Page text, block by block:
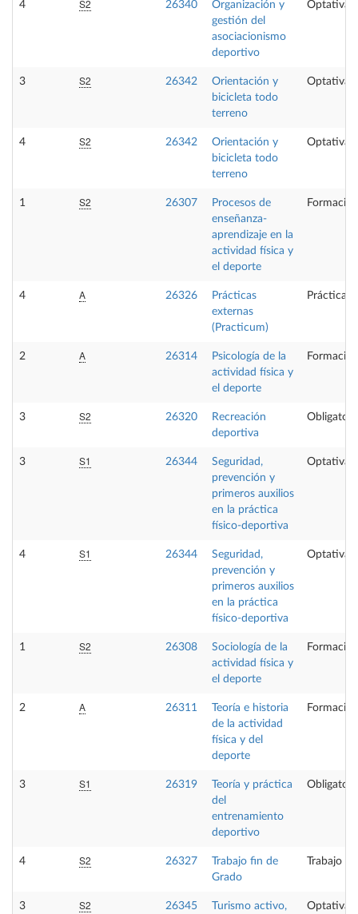
4 S2 26340
Organización y
gestión del
asociacionismo
deportivo
Optativa
3 S2 26342
Orientación y
bicicleta todo
terreno
Optativa
4 S2 26342
Orientación y
bicicleta todo
terreno
Optativa
1 S2 26307
Procesos de
enseñanza-
aprendizaje en la
actividad física y
el deporte
4 A 26326
Prácticas
externas
(Practicum)
Prácticas
2 A 26314
Psicología de la
actividad física y
el deporte
3 S2 26320
Recreación
deportiva
3 S1 26344
Seguridad,
prevención y
primeros auxilios
en la práctica
físico-deportiva
Optativa
4 S1 26344
Seguridad,
prevención y
primeros auxilios
en la práctica
físico-deportiva
Optativa
1 S2 26308
Sociología de la
actividad física y
el deporte
2 A 26311
Teoría e historia
de la actividad
física y del
deporte
3 S1 26319
Teoría y práctica
del
entrenamiento
deportivo
4 S2 26327
Trabajo fin de
Grado
Trabajo
3 S2 26345
Turismo activo,
Optativa